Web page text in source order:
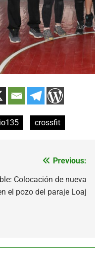
crossfit
Previous:
Colocación de nueva
el pozo del paraje Loaj